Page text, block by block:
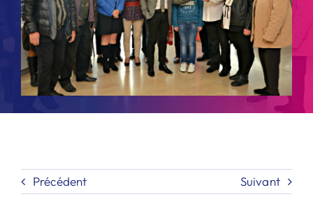
Précédent Suivant